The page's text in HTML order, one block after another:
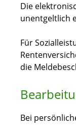
Die
unentgeltlich
Für
die
Bei